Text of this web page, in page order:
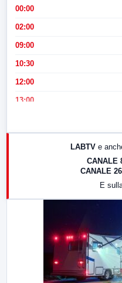
00:00
02:00
09:00
10:30
12:00
13:00
LABTV e
CANALE
CANALE
E